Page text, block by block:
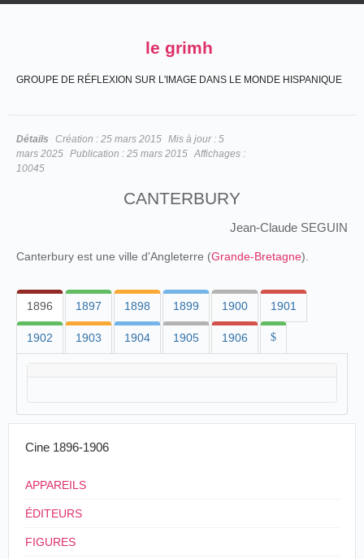
le grimh
GROUPE DE RÉFLEXION SUR L'IMAGE DANS LE MONDE HISPANIQUE
Détails Création : 25 mars 2015 Mis à jour : 5
mars 2025 Publication : 25 mars 2015 Affichages :
10045
CANTERBURY
Jean-Claude SEGUIN
Canterbury est une ville d'Angleterre (Grande-Bretagne).
1896 1897 1898 1899 1900 1901
1902 1903 1904 1905 1906 $
Cine 1896-1906
APPAREILS
ÉDITEURS
FIGURES